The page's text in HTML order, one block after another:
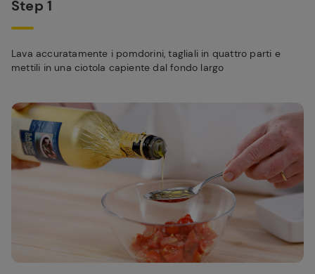
Step 1
Lava accuratamente i pomdorini, tagliali in quattro parti e
mettili in una ciotola capiente dal fondo largo